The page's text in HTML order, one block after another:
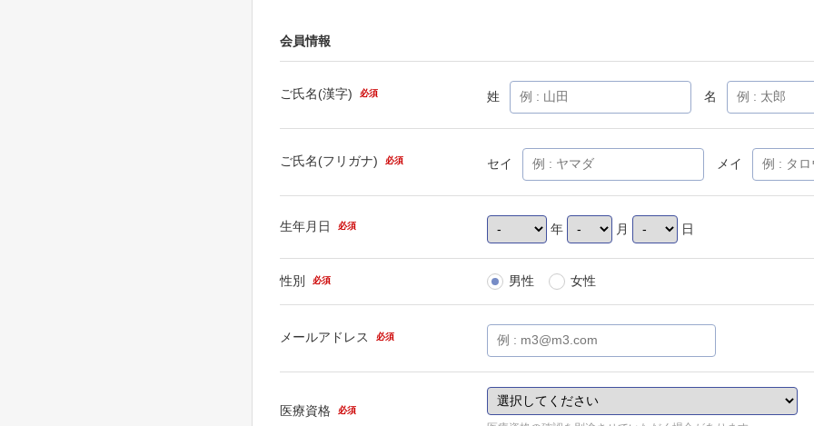
会員情報
ご氏名(漢字) 必須 姓 名
ご氏名(フリガナ) 必須 セイ メイ
生年月日 必須 年 月 日
性別 必須 男性 女性
メールアドレス 必須
医療資格 必須